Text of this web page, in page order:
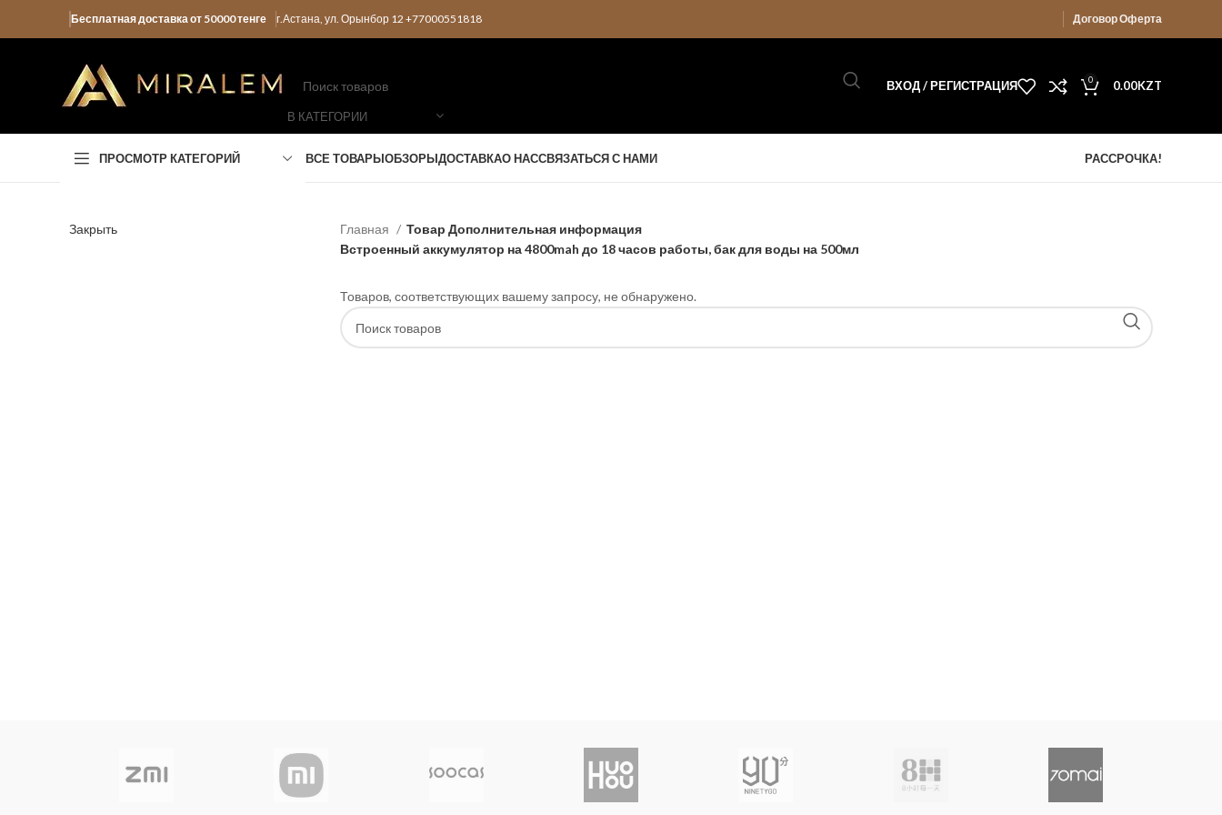
Бесплатная доставка от 50000 тенге г.Астана, ул. Орынбор 12 +77000551818 Договор Оферта
В КАТЕГОРИИ
ВХОД / РЕГИСТРАЦИЯ 0 0.00KZT
ПРОСМОТР КАТЕГОРИЙ ВСЕ ТОВАРЫОБЗОРЫДОСТАВКАО НАССВЯЗАТЬСЯ С НАМИ РАССРОЧКА!
Закрыть Главная
Товар Дополнительная информация
Встроенный аккумулятор на 4800mah до 18 часов работы, бак для воды на 500мл
Товаров, соответствующих вашему запросу, не обнаружено.